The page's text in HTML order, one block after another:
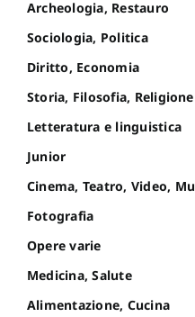
Archeologia, Restauro
Sociologia, Politica
Diritto, Economia
Storia, Filosofia, Religione
Letteratura e linguistica
Junior
Cinema, Teatro, Video,
Fotografia
Opere varie
Medicina, Salute
Alimentazione, Cucina